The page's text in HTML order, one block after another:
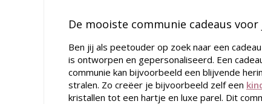
De mooiste communie cadeaus
Ben jij als peetouder op zoek naar een
is ontworpen en gepersonaliseerd. Een
communie kan bijvoorbeeld een blijvende
stralen. Zo creëer je bijvoorbeeld zelf een
kristallen tot een hartje en luxe parel. Dit